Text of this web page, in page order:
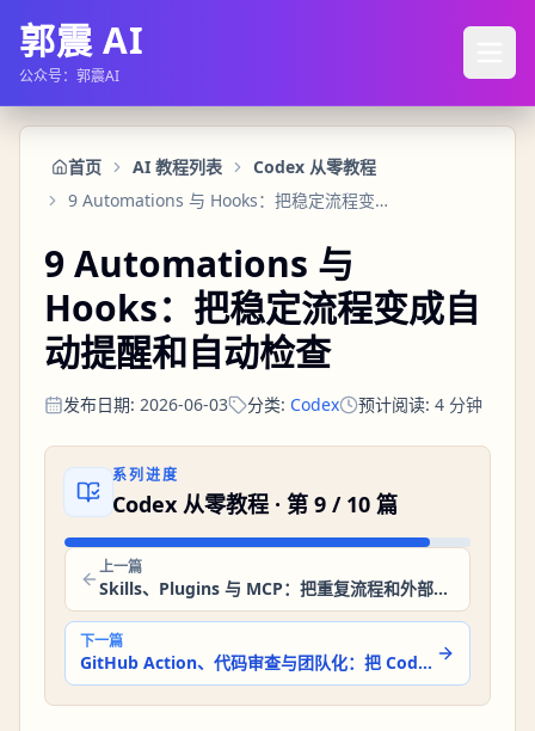
郭震 AI
公众号：郭震AI
首页 AI 教程列表
Codex 从零教程
9 Automations 与 Hooks：把稳定流程变成自动提醒和自动检查
9 Automations 与
Hooks：把稳定流程变成自
动提醒和自动检查
发布日期: 2026-06-03 分类: Codex 预计阅读: 4 分钟
系列进度
Codex 从零教程 · 第 9 / 10 篇
上一篇
Skills、Plugins 与 MCP：把重复流程和外部工具接进 Codex
下一篇
GitHub Action、代码审查与团队化：把 Codex 放进工程流程